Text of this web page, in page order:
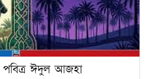
পবিত্র ঈদুল আজহা